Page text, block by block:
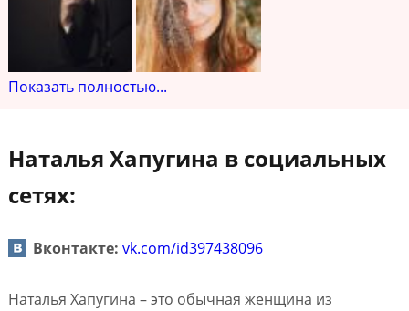
Показать полностью...
Наталья Хапугина в социальных
сетях:
Вконтакте: vk.com/id397438096
Наталья Хапугина – это обычная женщина из